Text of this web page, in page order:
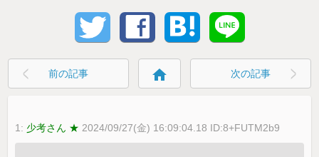
前の記事 home 次の記事
1: 少考さん ★ 2024/09/27(金) 16:09:04.18 ID:8+FUTM2b9